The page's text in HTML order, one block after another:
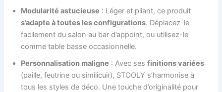
Modularité astucieuse : Léger et pliant, ce produit
s’adapte à toutes les configurations. Déplacez-le
facilement du salon au bar d’appoint, ou utilisez-le
comme table basse occasionnelle.
Personnalisation maligne : Avec sesfinitions variées
(paille, feutrine ou similicuir), STOOLY s’harmonise à
tous les styles de déco. Une touche d’originalité pour